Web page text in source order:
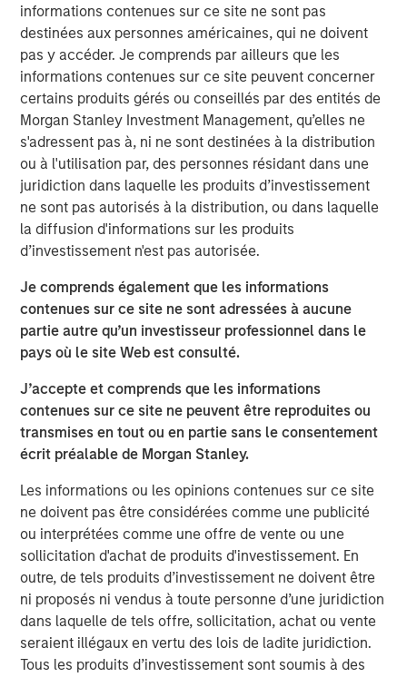
informations contenues sur ce site ne sont pas
destinées aux personnes américaines, qui ne doivent
pas y accéder. Je comprends par ailleurs que les
informations contenues sur ce site peuvent concerner
certains produits gérés ou conseillés par des entités de
Morgan Stanley Investment Management, qu’elles ne
s'adressent pas à, ni ne sont destinées à la distribution
ou à l'utilisation par, des personnes résidant dans une
juridiction dans laquelle les produits d’investissement
ne sont pas autorisés à la distribution, ou dans laquelle
la diffusion d'informations sur les produits
d’investissement n'est pas autorisée.
Je comprends également que les informations
contenues sur ce site ne sont adressées à aucune
partie autre qu’un investisseur professionnel dans le
pays où le site Web est consulté.
J’accepte et comprends que les informations
contenues sur ce site ne peuvent être reproduites ou
transmises en tout ou en partie sans le consentement
écrit préalable de Morgan Stanley.
Les informations ou les opinions contenues sur ce site
ne doivent pas être considérées comme une publicité
ou interprétées comme une offre de vente ou une
sollicitation d'achat de produits d'investissement. En
outre, de tels produits d’investissement ne doivent être
ni proposés ni vendus à toute personne d’une juridiction
dans laquelle de tels offre, sollicitation, achat ou vente
seraient illégaux en vertu des lois de ladite juridiction.
Tous les produits d’investissement sont soumis à des
asset business, with activity across all asset strategies
and types (traditional and alternative), through solutions
that span fully liquid (public assets), comprehensive
(public and private assets) and fully private portfolios.
Offerings are delivered via a managed portfolio or model,
in discretionary or advisory format.
Idées liées
TRIMESTRIELLES
The BEAT™ for Q3 2026 - August
WEBINAR
The BEAT™ Quarterly Webinar – July 2026
THE BEAT™
The BEAT: Navigating the Iran Conflict, From
Oil Shocks to Market Impact
Analyses mises en avant